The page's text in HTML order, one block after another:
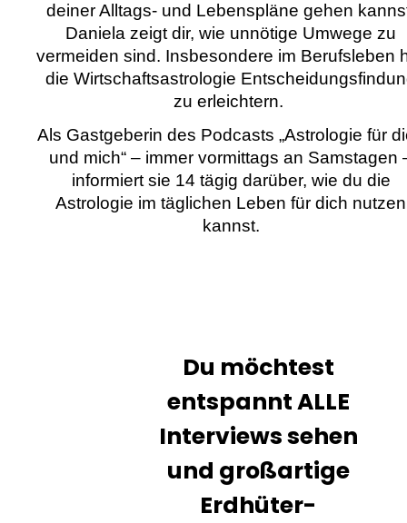
deiner Alltags- und Lebenspläne gehen
Daniela zeigt dir, wie unnötige Umwege zu
vermeiden sind. Insbesondere im Berufsleben
die Wirtschaftsastrologie
zu erleichtern.
Als Gastgeberin des Podcasts „Astrologie für
und mich“ – immer vormittags an Samstagen
informiert sie 14 tägig darüber, wie du die
Astrologie im täglichen Leben für dich nutzen
kannst.
Du möchtest
entspannt ALLE
Interviews sehen
und großartige
Erdhüter-